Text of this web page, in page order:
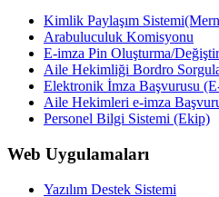
Kimlik Paylaşım
Arabuluculuk Komisyonu
E-imza Pin Oluşturma/
Aile Hekimliği Bordro
Elektronik İmza Başvurusu
Aile Hekimleri e-imza
Personel Bilgi Sistemi (Ekip)
Web Uygulamaları
Yazılım Destek Sistemi